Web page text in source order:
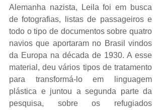
Alemanha nazista, Leila foi em busca
de fotografias, listas de passageiros e
todo o tipo de documentos sobre quatro
navios que aportaram no Brasil vindos
da Europa na década de 1930. A esse
material, deu vários tipos de tratamento
para transformá-lo em linguagem
plástica e juntou a segunda parte da
pesquisa, sobre os refugiados